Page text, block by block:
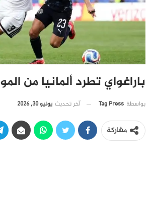
باراغواي تطرد ألمانيا من
بواسطة Tag Press آخر تحديث يونيو 30, 2026
مشاركة